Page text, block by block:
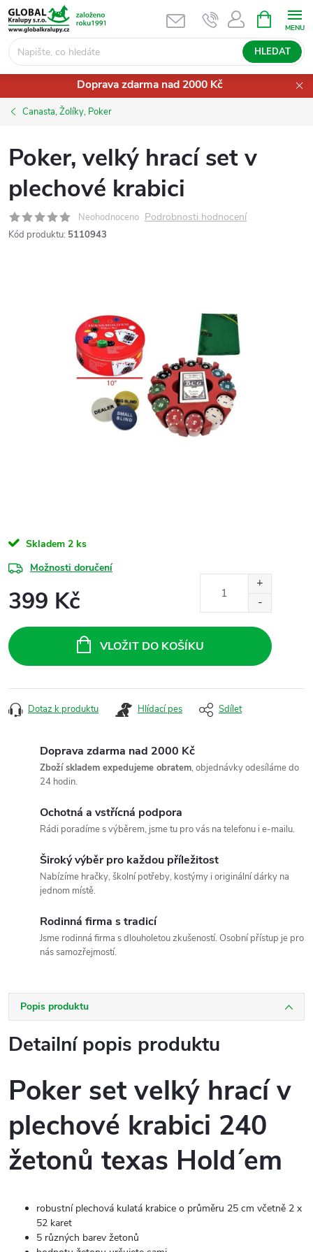
Přejít
na
obsah
HLEDAT
NÁKUPNÍ
KOŠÍK
Doprava zdarma nad 2000 Kč
Canasta, Žolíky, Poker
Poker, velký hrací set v
plechové krabici
Neohodnoceno Podrobnosti hodnocení
Kód produktu: 5110943
Skladem 2 ks
Možnosti doručení
399 Kč
cena:
VLOŽIT DO KOŠÍKU
Dotaz k produktu Hlídací pes Sdílet
Doprava zdarma nad 2000 Kč
Zboží skladem expedujeme obratem, objednávky odesíláme do
24 hodin.
Ochotná a vstřícná podpora
Rádi poradíme s výběrem, jsme tu pro vás na telefonu i e-mailu.
Široký výběr pro každou příležitost
Nabízíme hračky, školní potřeby, kostýmy i originální dárky na
jednom místě.
Rodinná firma s tradicí
Jsme rodinná firma s dlouholetou zkušeností. Osobní přístup je pro
nás samozřejmostí.
Popis produktu
Detailní popis produktu
Poker set velký hrací v
plechové krabici 240
žetonů texas Hold´em
robustní plechová kulatá krabice o průměru 25 cm včetně 2 x
52 karet
5 různých barev žetonů